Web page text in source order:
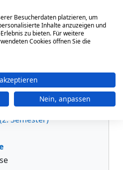
Forum
Semester)
Semester)
Besucherdaten platzieren, um
Inhalte anzuzeigen und
zu bieten. Für weitere
Cookies öffnen Sie die
Nein, anpassen